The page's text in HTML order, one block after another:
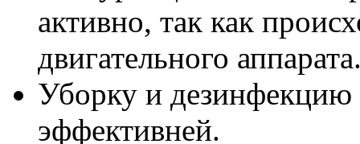
активно, так как
двигательного
Уборку и
эффективней.